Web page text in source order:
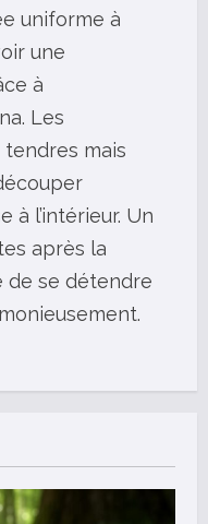
uniforme à
une
à
Les
mais
l’intérieur. Un
après la
de se détendre